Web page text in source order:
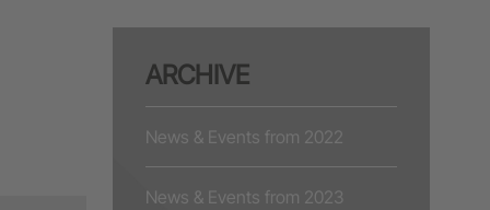
ARCHIVE
News & Events from 2022
News & Events from 2023